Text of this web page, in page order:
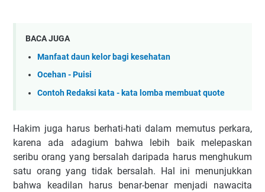
BACA JUGA
Manfaat daun kelor bagi kesehatan
Ocehan - Puisi
Contoh Redaksi kata - kata lomba membuat quote
Hakim juga harus berhati-hati dalam memutus perkara,
karena ada adagium bahwa lebih baik melepaskan
seribu orang yang bersalah daripada harus menghukum
satu orang yang tidak bersalah. Hal ini menunjukkan
bahwa keadilan harus benar-benar menjadi nawacita